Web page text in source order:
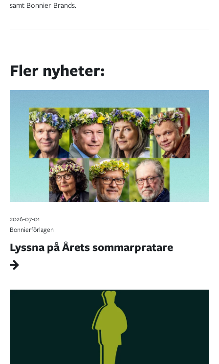
samt Bonnier Brands.
Fler nyheter:
2026-07-01
Bonnierförlagen
Lyssna på Årets sommarpratare